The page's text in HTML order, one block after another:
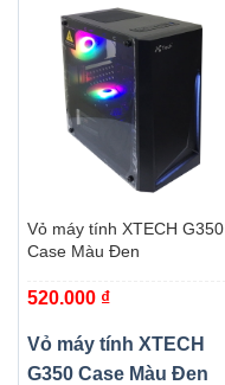
Vỏ máy tính XTECH G350
Case Màu Đen
520.000 ₫
Vỏ máy tính XTECH
G350 Case Màu Đen